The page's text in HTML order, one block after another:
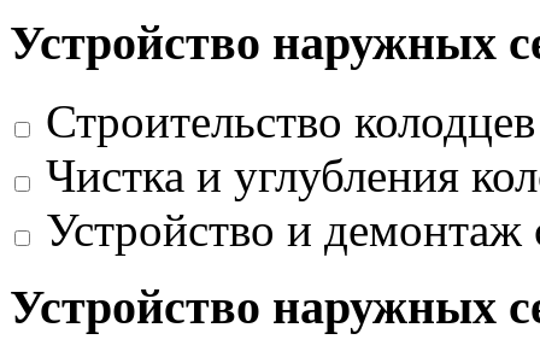
Устройство наружных
Строительство
Чистка и углубления
Устройство и
Устройство наружных